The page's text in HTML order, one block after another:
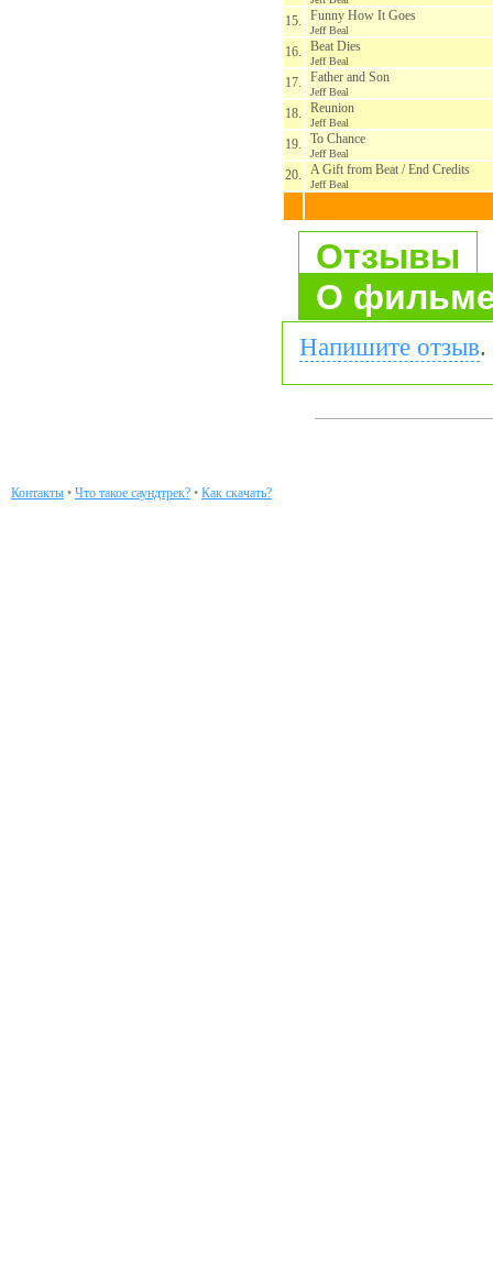
15. Funny How It Goes
Jeff Beal
16. Beat Dies
Jeff Beal
17. Father and Son
Jeff Beal
18. Reunion
Jeff Beal
19. To Chance
Jeff Beal
20. A Gift from Beat / End Credits
Jeff Beal
Отзывы
О
Напишите отзыв.
Контакты • Что такое саундтрек? • Как скачать?